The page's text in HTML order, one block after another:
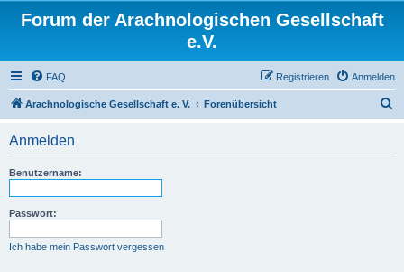
Forum der Arachnologischen Gesellschaft
e.V.
FAQ Anmelden
Registrieren
Arachnologische Gesellschaft e. V. Forenübersicht
Anmelden
Benutzername:
Passwort:
Ich habe mein Passwort vergessen